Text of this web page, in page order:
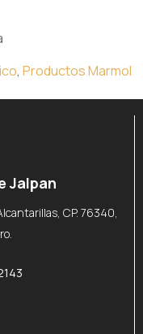
, Productos Marmol
Jalpan
CP. 76340,